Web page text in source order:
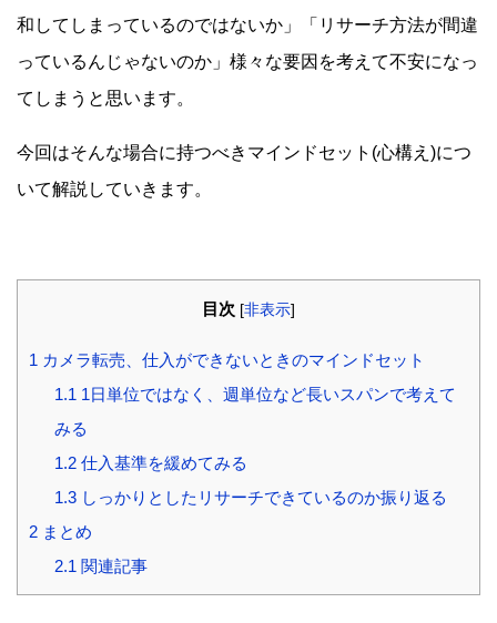
和してしまっているのではないか」「リサーチ方法が間違
っているんじゃないのか」様々な要因を考えて不安になっ
てしまうと思います。
今回はそんな場合に持つべきマインドセット(心構え)につ
いて解説していきます。
目次 [非表示]
1 カメラ転売、仕入ができないときのマインドセット
1.1 1日単位ではなく、週単位など長いスパンで考えて
みる
1.2仕入基準を緩めてみる
1.3しっかりとしたリサーチできているのか振り返る
2 まとめ
2.1 関連記事